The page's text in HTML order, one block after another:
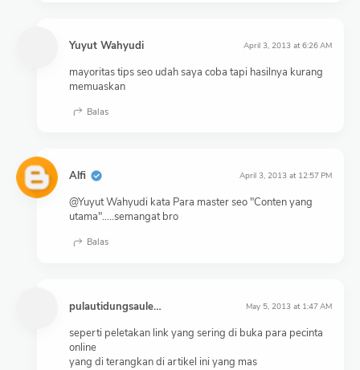
Yuyut Wahyudi April 3, 2013 at 6:26 AM
mayoritas tips seo udah saya coba tapi hasilnya kurang
memuaskan
Balas
Alfi April 3, 2013 at 12:57 PM
@Yuyut Wahyudi kata Para master seo "Conten yang
utama".....semangat bro
Balas
pulautidungsaulendra May 5, 2013 at 1:47 AM
seperti peletakan link yang sering di buka para pecinta
online
yang di terangkan di artikel ini yang mas